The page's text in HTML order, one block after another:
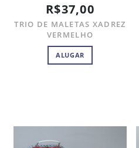
R$37,00
TRIO DE MALETAS XADREZ
VERMELHO
ALUGAR